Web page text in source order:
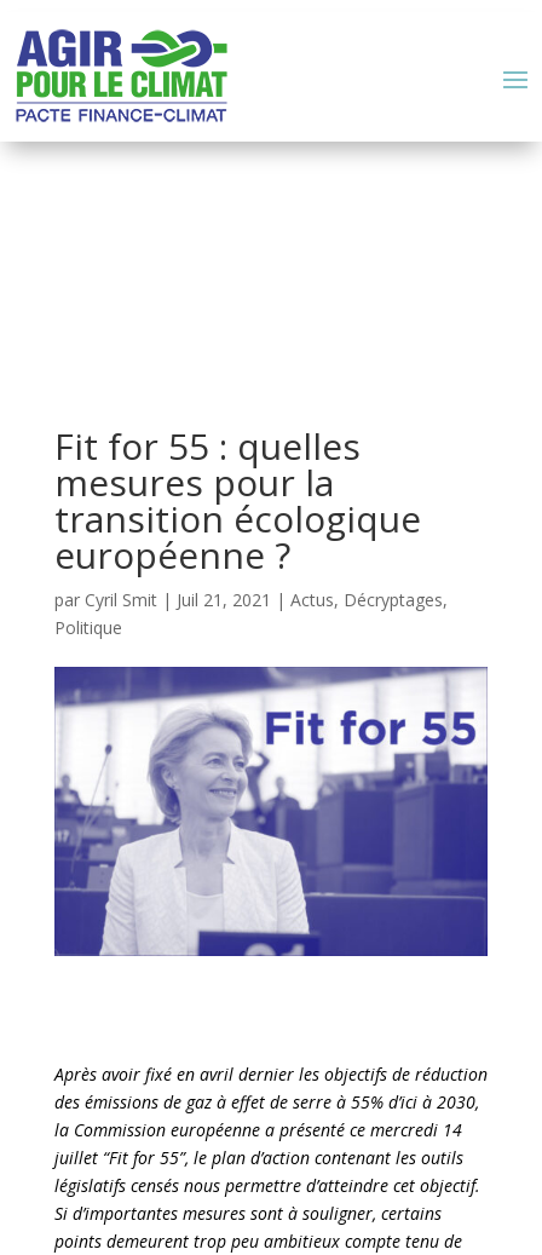
Fit for 55 : quelles
mesures pour la
transition écologique
européenne ?
par Cyril Smit| Juil 21, 2021 | Actus, Décryptages,
Politique
Après avoir fixé en avril dernier les objectifs de réduction
des émissions de gaz à effet de serre à 55% d’ici à 2030,
la Commission européenne a présenté ce mercredi 14
juillet “Fit for 55”, le plan d’action contenant les outils
législatifs censés nous permettre d’atteindre cet objectif.
Si d’importantes mesures sont à souligner, certains
points demeurent trop peu ambitieux compte tenu de